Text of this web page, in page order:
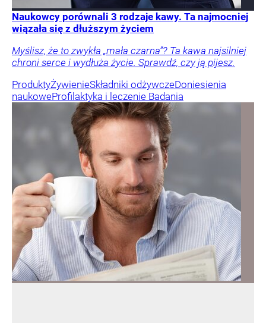
Naukowcy porównali 3 rodzaje kawy. Ta najmocniej
wiązała się z dłuższym życiem
Myślisz, że to zwykła „mała czarna”? Ta kawa najsilniej
chroni serce i wydłuża życie. Sprawdź, czy ją pijesz.
ProduktyŻywienieSkładniki odżywczeDoniesienia
naukoweProfilaktyka i leczenie Badania